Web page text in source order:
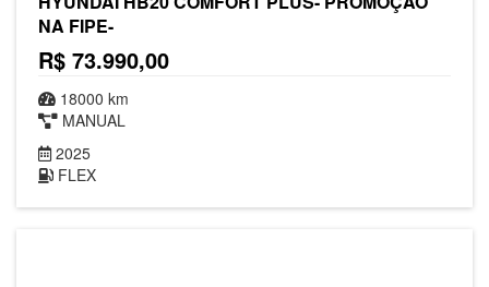
NA FIPE-
R$ 73.990,00
18000 km
MANUAL
2025
FLEX